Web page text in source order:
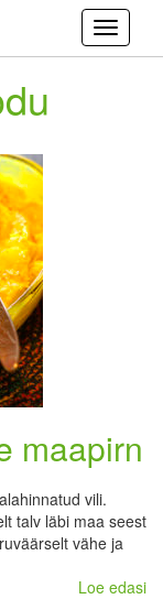
maapirn
vili.
talv läbi maa seest
vähe ja
Loe edasi